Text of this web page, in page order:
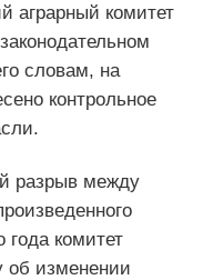
аграрный комитет
словам, на
контрольное
разрыв между
комитет
об изменении